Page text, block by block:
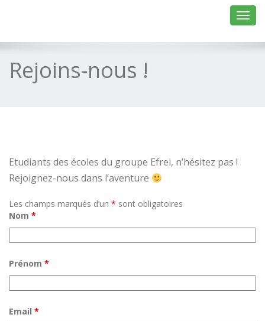
Rejoins-nous !
Etudiants des écoles du groupe Efrei, n’hésitez pas !
Rejoignez-nous dans l’aventure
Les champs marqués d’un * sont obligatoires
Nom *
Prénom *
Email *